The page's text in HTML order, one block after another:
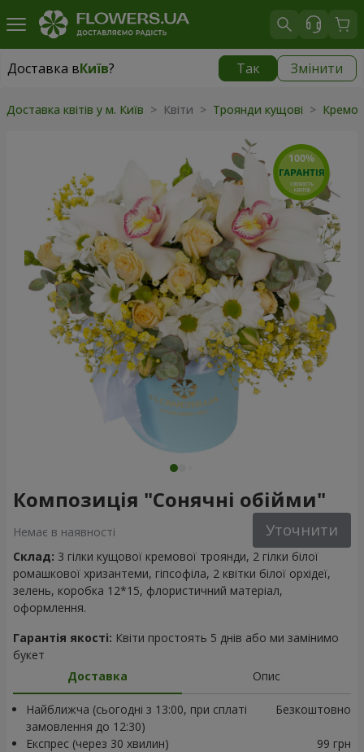
Доставка вКиїв? Так Змінити
Доставка вКиїв
Доставка квітів у м. Київ > Квіти > Троянди кущові >
Композиція "Сонячні обійми"
Немає в наявності Уточнити
Склад: 3 гілки кущової кремової троянди, 2 гілки білої
ромашкової хризантеми, гіпсофіла, 2 квітки білої орхідеї,
зелень, коробка 12*15, флористичний матеріал,
оформлення.
Гарантія якості: Квіти простоять 5 днів або ми замінимо
букет
Доставка
Опис
Найближча (сьогодні з 13:00, при сплаті
замовлення до 12:30)
Безкоштовно
Експрес (через 30 хвилин)
99 грн